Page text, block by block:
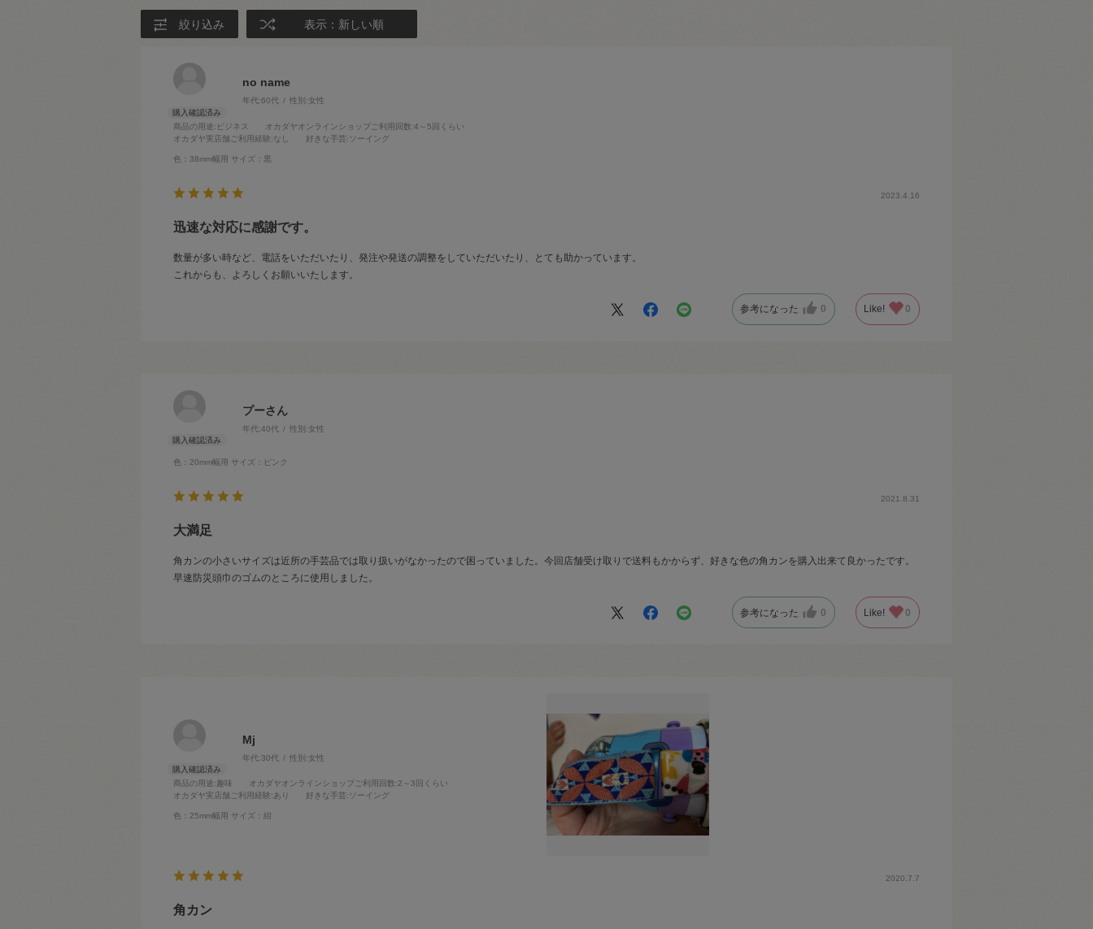
絞り込み 表示：新しい順
no name
年代:60代 性別:女性
商品の用途:ビジネス オカダヤオンラインショップご利用回数:4～5回くらい
オカダヤ実店舗ご利用経験:なし 好きな手芸:ソーイング
色：38mm幅用 サイズ：黒
2023.4.16
迅速な対応に感謝です。
数量が多い時など、電話をいただいたり、発注や発送の調整をしていただいたり、とても助かっています。
これからも、よろしくお願いいたします。
参考になった 0 Like! 0
プーさん
年代:40代 性別:女性
色：20mm幅用 サイズ：ピンク
2021.8.31
大満足
角カンの小さいサイズは近所の手芸品では取り扱いがなかったので困っていました。今回店舗受け取りで送料もかからず、好きな色の角カンを購入出来て良かったです。
早速防災頭巾のゴムのところに使用しました。
参考になった 0 Like! 0
Mj
年代:30代 性別:女性
商品の用途:趣味 オカダヤオンラインショップご利用回数:2～3回くらい
オカダヤ実店舗ご利用経験:あり 好きな手芸:ソーイング
色：25mm幅用 サイズ：紺
2020.7.7
角カン